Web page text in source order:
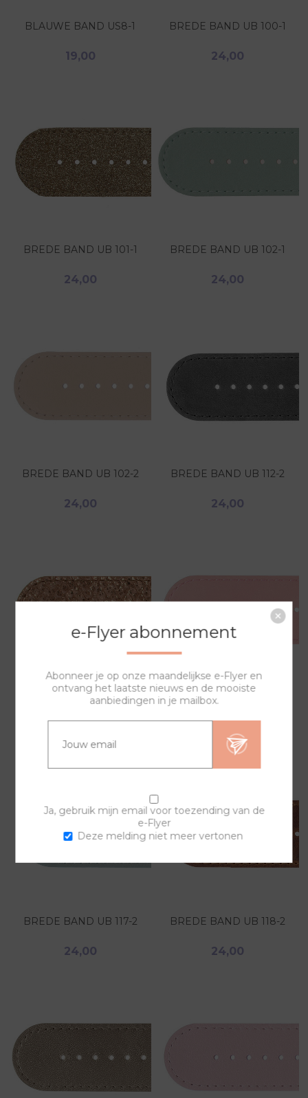
BLAUWE BAND US8-1
19,00
BREDE BAND UB 100-1
24,00
BREDE BAND UB 101-1
24,00
BREDE BAND UB 102-1
24,00
BREDE BAND UB 102-2
24,00
BREDE BAND UB 112-2
24,00
BREDE BAND UB 116-2 BREDE BAND UB 116-3
BREDE BAND UB 117-2
24,00
BREDE BAND UB 118-2
24,00
e-Flyer abonnement
Abonneer je op onze maandelijkse e-Flyer en
ontvang het laatste nieuws en de mooiste
aanbiedingen in je mailbox.
Ja, gebruik mijn email voor toezending van de
e-Flyer
Deze melding niet meer vertonen